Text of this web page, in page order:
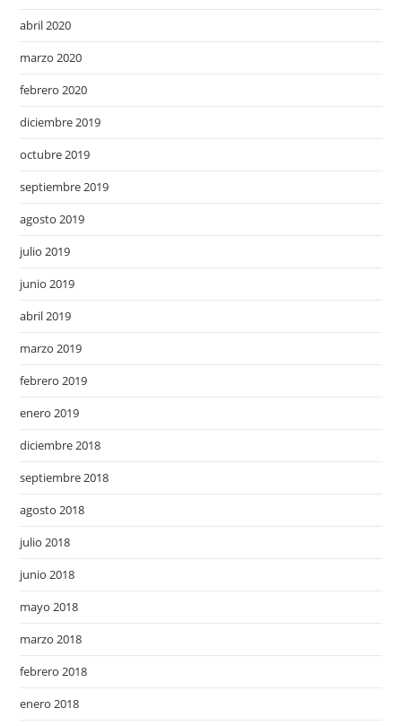
abril 2020
marzo 2020
febrero 2020
diciembre 2019
octubre 2019
septiembre 2019
agosto 2019
julio 2019
junio 2019
abril 2019
marzo 2019
febrero 2019
enero 2019
diciembre 2018
septiembre 2018
agosto 2018
julio 2018
junio 2018
mayo 2018
marzo 2018
febrero 2018
enero 2018